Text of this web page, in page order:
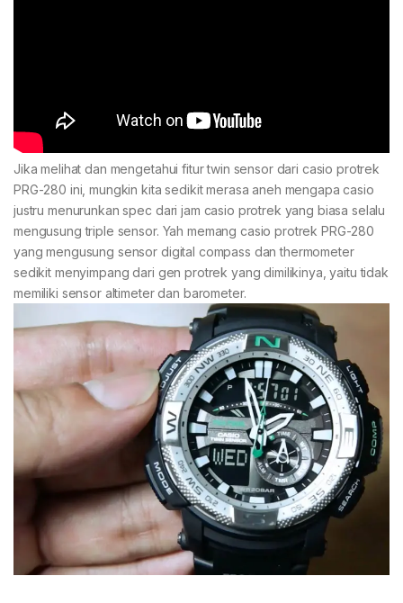
Jika melihat dan mengetahui fitur twin sensor dari casio protrek
PRG-280 ini, mungkin kita sedikit merasa aneh mengapa casio
justru menurunkan spec dari jam casio protrek yang biasa selalu
mengusung triple sensor. Yah memang casio protrek PRG-280
yang mengusung sensor digital compass dan thermometer
sedikit menyimpang dari gen protrek yang dimilikinya, yaitu tidak
memiliki sensor altimeter dan barometer.